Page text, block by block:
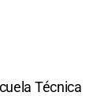
Técnica